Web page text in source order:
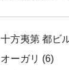
十方夷第 都ビ
オーガリ (6)